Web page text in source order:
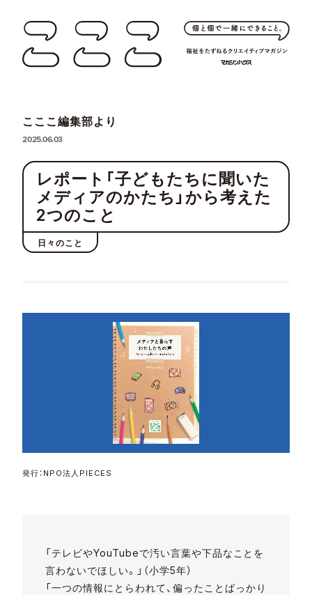
こここ編集部より
2025.06.03
レポート「子どもたちに聞いた
メディアのかたち」から考えた
2つのこと
日々のこと
発行：NPO法人PIECES
「テレビやYouTubeで汚い言葉や下品なことを
言わないでほしい。」（小学5年）
「一つの情報にとらわれて、偏ったことばっかり